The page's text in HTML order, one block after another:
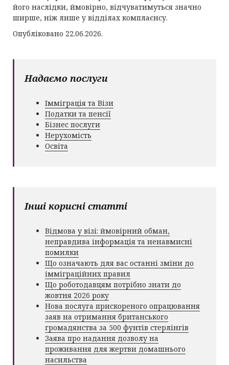
його наслідки, ймовірно, відчуватимуться значно
ширше, ніж лише у відділах комплаєнсу.
Опубліковано 22.06.2026.
Надаємо послуги
Імміграція та Візи
Податки та пенсії
Бізнес послуги
Нерухомість
Освіта
Інші корисні статті
Відмова у візі: ймовірний обман,
неправдива інформація та ненавмисні
помилки
Що означають для вас останні зміни до
імміграційних правил
Що роботодавцям потрібно знати до
жовтня 2026 року
Нова послуга прискореного опрацювання
заяв на отримання британського
громадянства за 500 фунтів стерлінгів
Заява про надання дозволу на
проживання для жертви домашнього
насильства